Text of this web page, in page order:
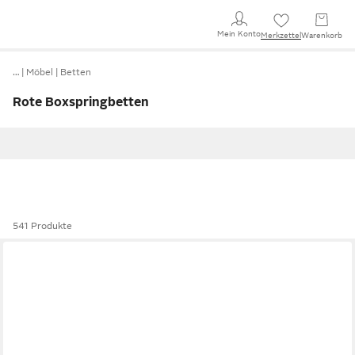
Mein KontoMerkzettel Warenkorb
… Möbel Betten
Rote Boxspringbetten
541 Produkte